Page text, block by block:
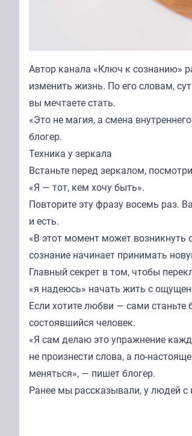
Автор канала «Ключ к сознанию»
изменить жизнь. По его словам,
вы мечтаете стать.
«Это не магия, а смена
блогер.
Техника у зеркала
Встаньте перед зеркалом,
«Я — тот, кем хочу быть».
Повторите эту фразу восемь раз.
и есть.
«В этот момент может возникнуть
сознание начинает принимать
Главный секрет в том, чтобы
«я надеюсь» начать жить с
Если хотите любви — сами станьте
состоявшийся человек.
«Я сам делаю это упражнение
не произнести слова, а по-
меняться», — пишет блогер.
Ранее мы рассказывали, у людей с